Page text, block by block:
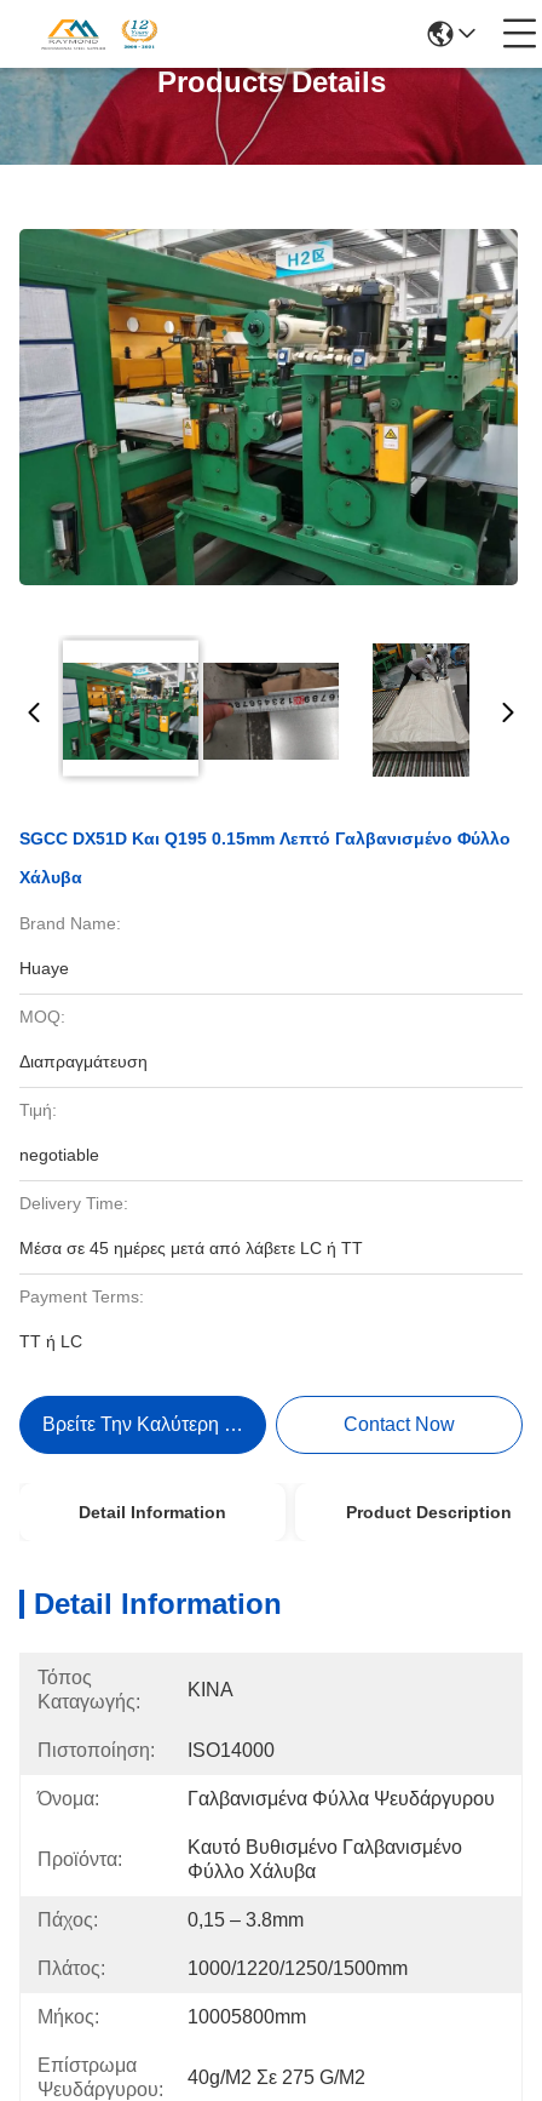
Products Details
SGCC DX51D Και Q195 0.15mm Λεπτό Γαλβανισμένο Φύλλο
Χάλυβα
Brand Name:
Huaye
MOQ:
Διαπραγμάτευση
Τιμή:
negotiable
Delivery Time:
Μέσα σε 45 ημέρες μετά από λάβετε LC ή TT
Payment Terms:
TT ή LC
Βρείτε Την Καλύτερη Τιμή Contact Now
Detail Information Product Description
Detail Information
Τόπος
Καταγωγής:
ΚΙΝΑ
Πιστοποίηση: ISO14000
Όνομα: Γαλβανισμένα Φύλλα Ψευδάργυρου
Προϊόντα:
Καυτό Βυθισμένο Γαλβανισμένο
Φύλλο Χάλυβα
Πάχος: 0,15 – 3.8mm
Πλάτος: 1000/1220/1250/1500mm
Μήκος: 10005800mm
Επίστρωμα
Ψευδάργυρου:
40g/m2 Σε 275 G/m2